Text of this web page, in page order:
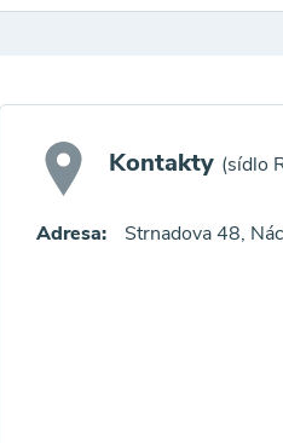
Kontakty (sídlo
Adresa: Strnadova 48,